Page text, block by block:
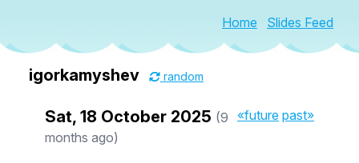
Home Slides Feed
igorkamyshev random
«future past»
Sat, 18 October 2025 (9
months ago)